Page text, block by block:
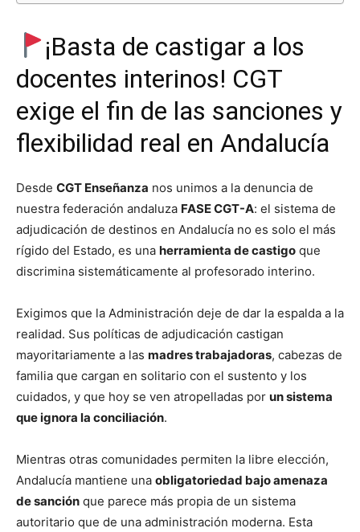
¡Basta de castigar a los
docentes interinos! CGT
exige el fin de las sanciones y
flexibilidad real en Andalucía
Desde CGT Enseñanza nos unimos a la denuncia de
nuestra federación andaluza FASE CGT-A: el sistema de
adjudicación de destinos en Andalucía no es solo el más
rígido del Estado, es una herramienta de castigo que
discrimina sistemáticamente al profesorado interino.
Exigimos que la Administración deje de dar la espalda a la
realidad. Sus políticas de adjudicación castigan
mayoritariamente a las madres trabajadoras, cabezas de
familia que cargan en solitario con el sustento y los
cuidados, y que hoy se ven atropelladas por un sistema
que ignora la conciliación.
Mientras otras comunidades permiten la libre elección,
Andalucía mantiene una obligatoriedad bajo amenaza
de sanción que parece más propia de un sistema
autoritario que de una administración moderna. Esta